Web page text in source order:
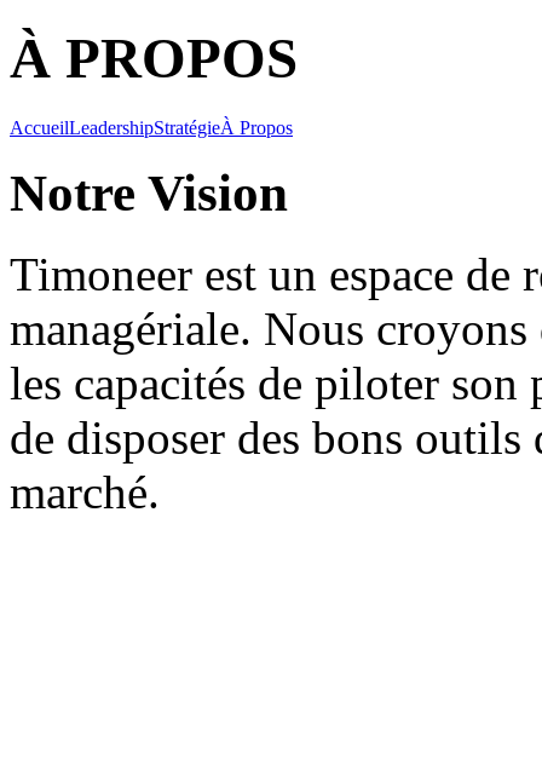
À PROPOS
AccueilLeadershipStratégieÀ Propos
Notre Vision
Timoneer est un espace
managériale. Nous croyons
les capacités de piloter
de disposer des bons
marché.